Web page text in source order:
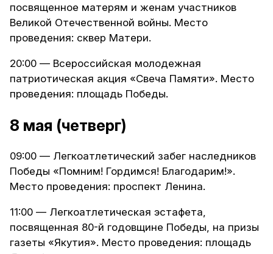
посвященное матерям и женам участников
Великой Отечественной войны. Место
проведения: сквер Матери.
20:00 — Всероссийская молодежная
патриотическая акция «Свеча Памяти». Место
проведения: площадь Победы.
8 мая (четверг)
09:00 — Легкоатлетический забег наследников
Победы «Помним! Гордимся! Благодарим!».
Место проведения: проспект Ленина.
11:00 — Легкоатлетическая эстафета,
посвященная 80-й годовщине Победы, на призы
газеты «Якутия». Место проведения: площадь